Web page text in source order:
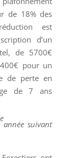
de 18% des
est
d’un
de 5700€
pour un
de perte en
de 7 ans
année suivant